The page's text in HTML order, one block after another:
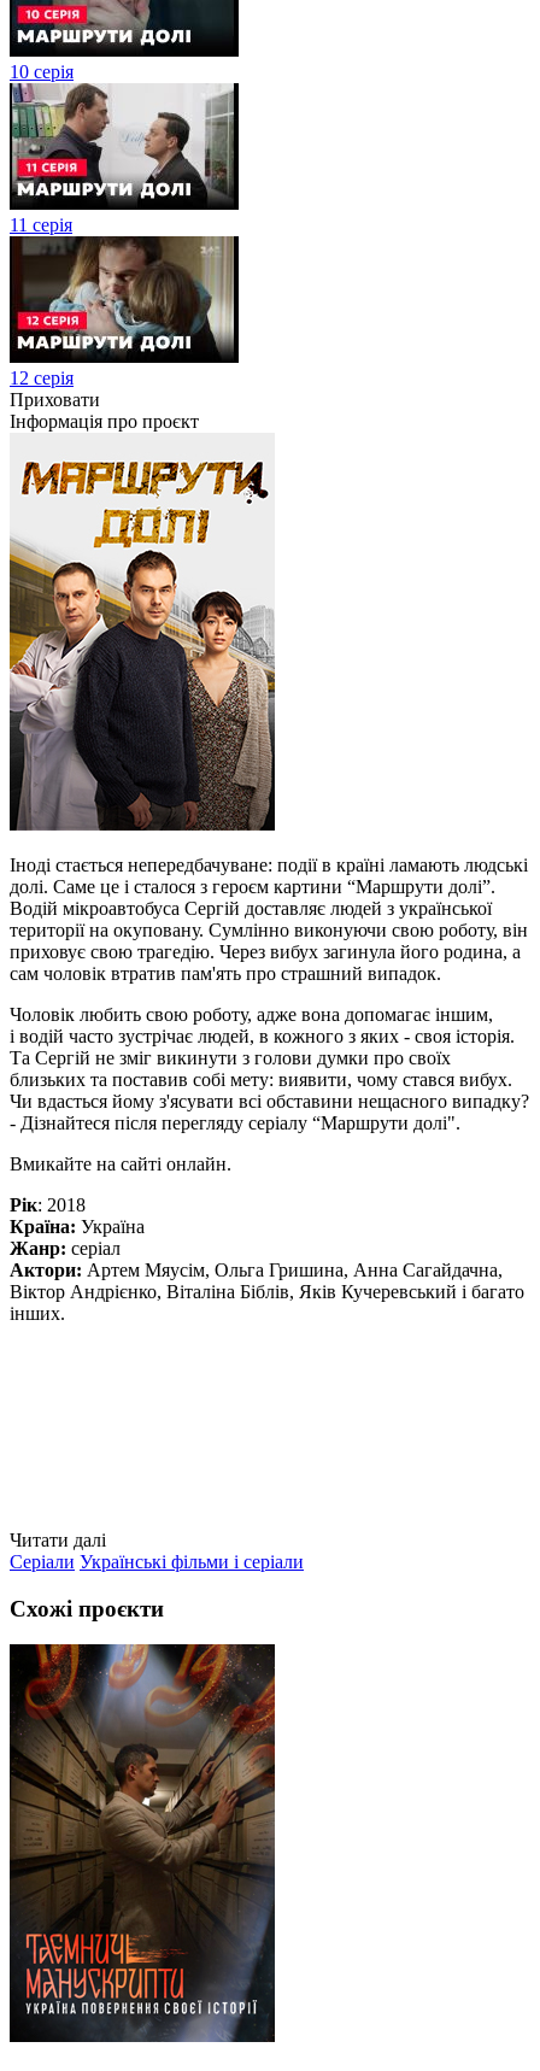
10 серія
11 серія
12 серія
Приховати
Інформація про проєкт
Іноді стається непередбачуване: події в країні ламають людські
долі. Саме це і сталося з героєм картини “Маршрути долі”.
Водій мікроавтобуса Сергій доставляє людей з української
території на окуповану. Сумлінно виконуючи свою роботу, він
приховує свою трагедію. Через вибух загинула його родина, а
сам чоловік втратив пам'ять про страшний випадок.
Чоловік любить свою роботу, адже вона допомагає іншим,
і водій часто зустрічає людей, в кожного з яких - своя історія.
Та Сергій не зміг викинути з голови думки про своїх
близьких та поставив собі мету: виявити, чому стався вибух.
Чи вдасться йому з'ясувати всі обставини нещасного випадку?
- Дізнайтеся після перегляду серіалу “Маршрути долі".
Вмикайте на сайті онлайн.
Рік: 2018
Країна: Україна
Жанр: серіал
Актори: Артем Мяусім, Ольга Гришина, Анна Сагайдачна,
Віктор Андрієнко, Віталіна Біблів, Яків Кучеревський і багато
інших.
Читати далі
Серіали Українські фільми і серіали
Схожі проєкти